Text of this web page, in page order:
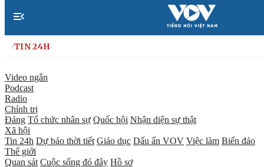
/TIN 24H
Video ngắn
Podcast
Radio
Chính trị
Đảng Tổ chức nhân sự Quốc hội Nhận diện sự thật
Xã hội
Tin 24h Dự báo thời tiết Giáo dục Dấu ấn VOV Việc làm Biển đảo
Thế giới
Quan sát Cuộc sống đó đây Hồ sơ